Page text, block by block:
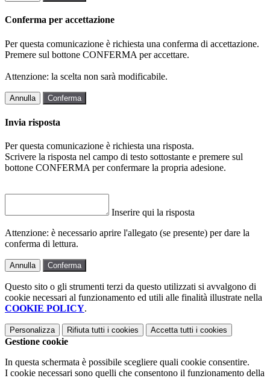
Conferma per accettazione
Per questa comunicazione è richiesta una conferma di accettazione.
Premere sul bottone CONFERMA per accettare.
Attenzione: la scelta non sarà modificabile.
Annulla Conferma
Invia risposta
Per questa comunicazione è richiesta una risposta.
Scrivere la risposta nel campo di testo sottostante e premere sul
bottone CONFERMA per confermare la propria adesione.
Inserire qui la risposta
Attenzione: è necessario aprire l'allegato (se presente) per dare la
conferma di lettura.
Annulla Conferma
Questo sito o gli strumenti terzi da questo utilizzati si avvalgono di
cookie necessari al funzionamento ed utili alle finalità illustrate nella
COOKIE POLICY.
Personalizza Rifiuta tutti i cookies Accetta tutti i cookies
Gestione cookie
In questa schermata è possibile scegliere quali cookie consentire.
I cookie necessari sono quelli che consentono il funzionamento della